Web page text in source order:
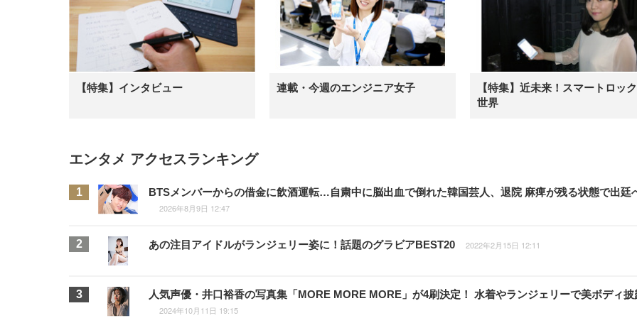
【特集】インタビュー 連載・今週のエンジニア女子
【特集】近未来！スマートロッ
世界
エンタメ アクセスランキング
BTSメンバーからの借金に飲酒運転…自粛中に脳出血で倒れた韓国芸人、退院 麻痺が残る状態で出廷
2026年8月9日 12:47
あの注目アイドルがランジェリー姿に！話題のグラビアBEST20 2022年2月15日 12:11
人気声優・井口裕香の写真集「MORE MORE MORE」が4刷決定！ 水着やランジェリーで美ボディ披
2024年10月11日 19:15